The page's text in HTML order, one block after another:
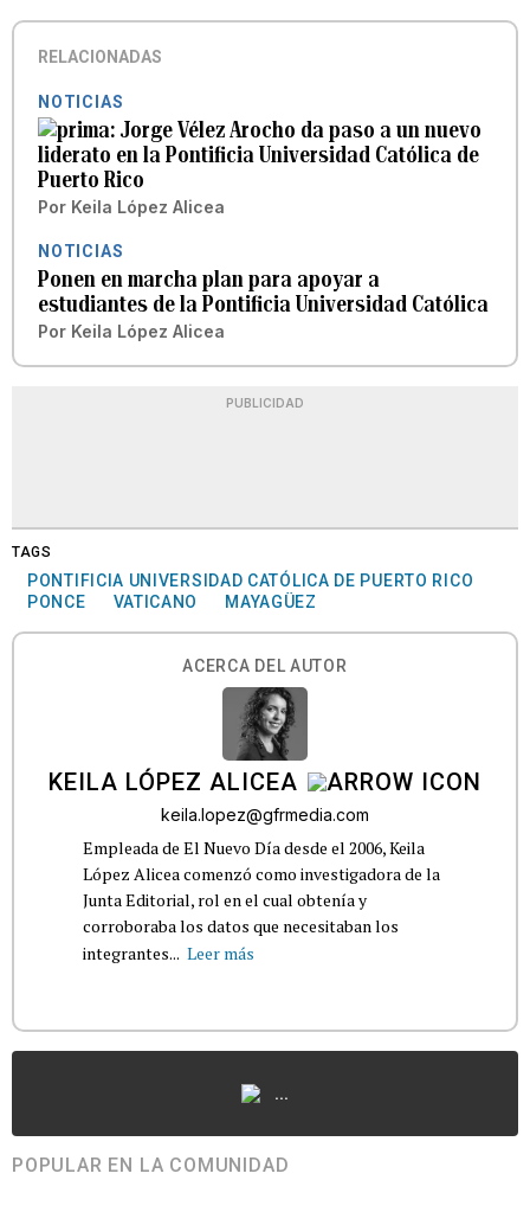
RELACIONADAS
NOTICIAS
Jorge Vélez Arocho da paso a un nuevo
liderato en la Pontificia Universidad Católica de
Puerto Rico
Por Keila López Alicea
NOTICIAS
Ponen en marcha plan para apoyar a
estudiantes de la Pontificia Universidad Católica
Por Keila López Alicea
PUBLICIDAD
TAGS
PONTIFICIA UNIVERSIDAD CATÓLICA DE PUERTO RICO
PONCE
VATICANO MAYAGÜEZ
ACERCA DEL AUTOR
KEILA LÓPEZ ALICEA
keila.lopez@gfrmedia.com
Empleada de El Nuevo Día desde el 2006, Keila
López Alicea comenzó como investigadora de la
Junta Editorial, rol en el cual obtenía y
corroboraba los datos que necesitaban los
integrantes... Leer más
...
POPULAR EN LA COMUNIDAD